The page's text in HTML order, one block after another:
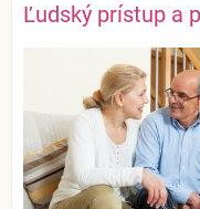
Ľudský prístup a